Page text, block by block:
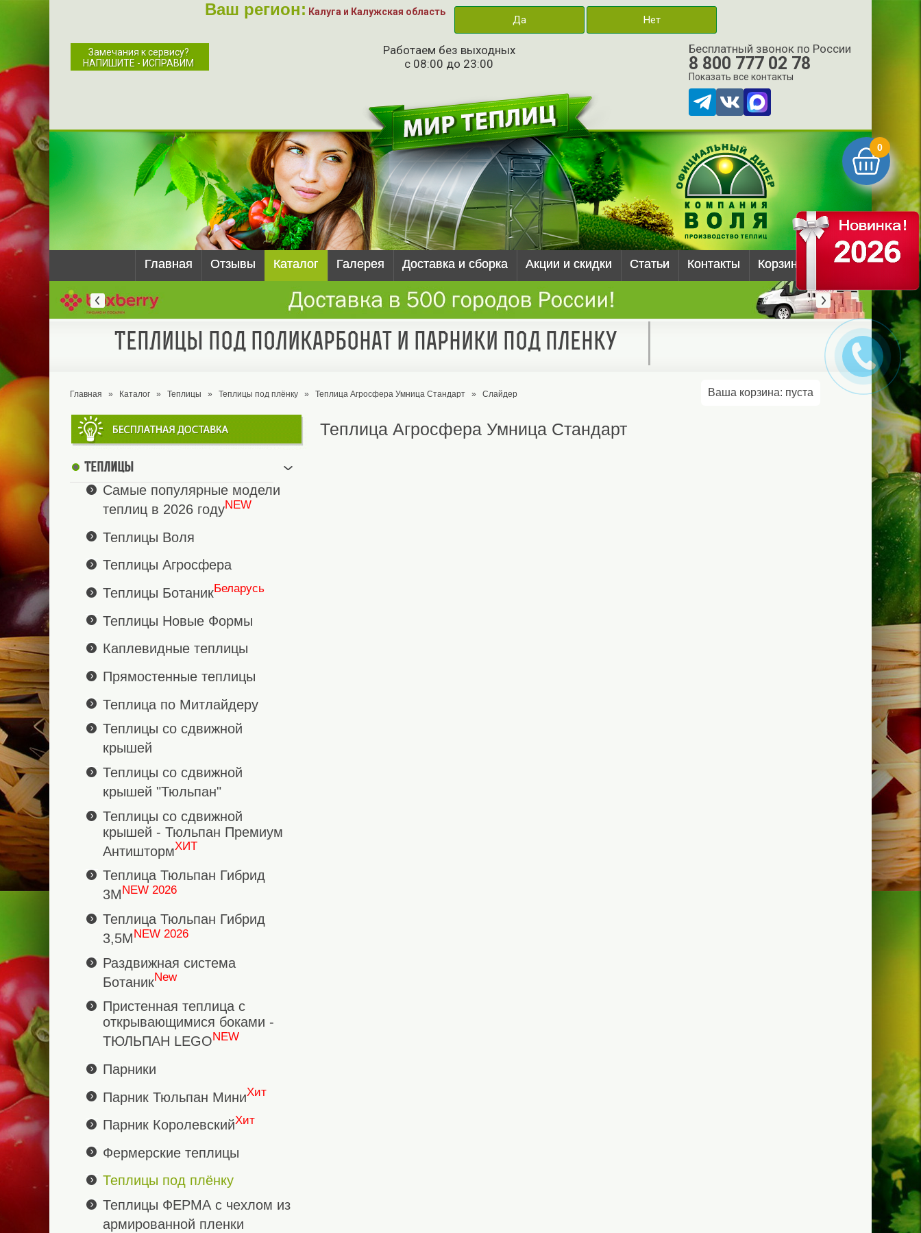
Ваш регион: Калуга и Калужская область
Да Нет
Замечания к сервису?
НАПИШИТЕ - ИСПРАВИМ
Работаем без выходных
с 08:00 до 23:00
Бесплатный звонок по России
8 800 777 02 78
Показать все контакты
Главная Отзывы Каталог Галерея Доставка и сборка Акции и скидки Статьи Контакты Корзина
Теплицы под поликарбонат и парники под пленку
Ваша корзина: пуста
Главная » Каталог » Теплицы » Теплицы под плёнку » Теплица Агросфера Умница Стандарт » Слайдер
Теплицы
Самые популярные модели
теплиц в 2026 годуNEW
Теплицы Воля
Теплицы Агросфера
Теплицы БотаникБеларусь
Теплицы Новые Формы
Каплевидные теплицы
Прямостенные теплицы
Теплица по Митлайдеру
Теплицы со сдвижной
крышей
Теплицы со сдвижной
крышей "Тюльпан"
Теплицы со сдвижной
крышей - Тюльпан Премиум
АнтиштормХИТ
Теплица Тюльпан Гибрид
3М NEW 2026
Теплица Тюльпан Гибрид
3,5МNEW 2026
Раздвижная система
БотаникNew
Пристенная теплица с
открывающимися боками -
ТЮЛЬПАН LEGONEW
Парники
Парник Тюльпан МиниХит
Парник КоролевскийХит
Фермерские теплицы
Теплицы под плёнку
Теплицы ФЕРМА с чехлом из
армированной пленки
Теплица Агросфера Умница Стандарт
0